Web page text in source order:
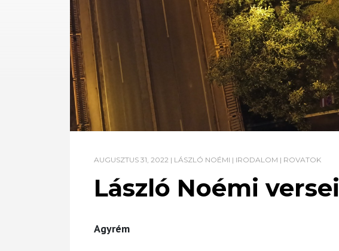
AUGUSZTUS 31, 2022 | LÁSZLÓ NOÉMI | IRODALOM | ROVATOK
László Noémi versei
Agyrém